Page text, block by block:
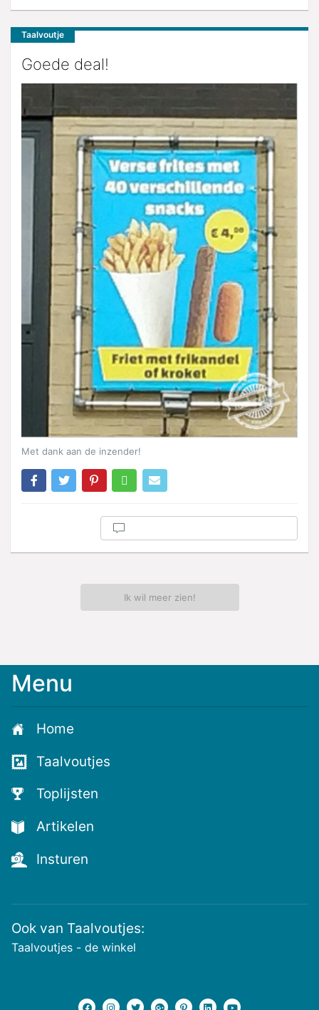
Taalvoutje
Goede deal!
Met dank aan de inzender!
Ik wil meer zien!
Meld
voor
de
nieuwste
voutjes
en
de
voutste
nieuwtjes!
Menu
Home
Taalvoutjes
Toplijsten
Artikelen
Insturen
Ook van Taalvoutjes:
Taalvoutjes - de winkel